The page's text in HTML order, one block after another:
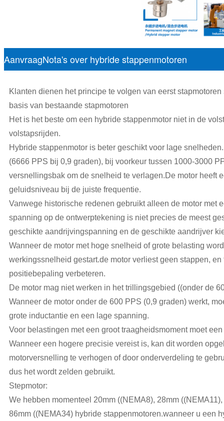
AanvraagNota's over hybride stappenmotoren
Klanten dienen het principe te volgen van eerst
basis van bestaande stapmotoren
Het is het beste om een hybride stappenmotor niet in de
volstapsrijden.
Hybride stappenmotor is beter geschikt voor lage
(6666 PPS bij 0,9 graden), bij voorkeur tussen 1000-3000
versnellingsbak om de snelheid te verlagen.De motor heeft
geluidsniveau bij de juiste frequentie.
Vanwege historische redenen gebruikt alleen de motor met
spanning op de ontwerptekening is niet precies de meest
geschikte aandrijvingspanning en de geschikte aandrijver
Wanneer de motor met hoge snelheid of grote belasting
werkingssnelheid gestart.de motor verliest geen stappen,
positiebepaling verbeteren.
De motor mag niet werken in het trillingsgebied ((onder de
Wanneer de motor onder de 600 PPS (0,9 graden) werkt,
grote inductantie en een lage spanning.
Voor belastingen met een groot traagheidsmoment moet
Wanneer een hogere precisie vereist is, kan dit worden
motorversnelling te verhogen of door onderverdeling te
dus het wordt zelden gebruikt.
Stepmotor:
We hebben momenteel 20mm ((NEMA8), 28mm
86mm ((NEMA34) hybride stappenmotoren.wanneer u een